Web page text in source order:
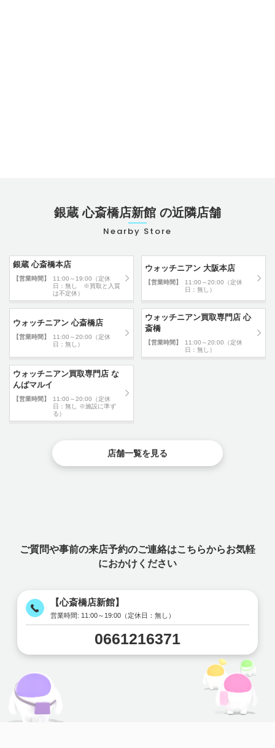
銀蔵 心斎橋店新館 の近隣店舗
Nearby Store
銀蔵 心斎橋本店
【営業時間】
11:00～19:00（定休
日：無し ※買取と入質
は不定休）
ウォッチニアン 大阪本店
【営業時間】
11:00～20:00（定休
日：無し）
ウォッチニアン 心斎橋店
【営業時間】
11:00～20:00（定休
日：無し）
ウォッチニアン買取専門店 心
斎橋
【営業時間】
11:00～20:00（定休
日：無し）
ウォッチニアン買取専門店 な
んばマルイ
【営業時間】
11:00～20:00（定休
日：無し ※施設に準ず
る）
店舗一覧を見る
ご質問や事前の来店予約のご連絡はこちらからお気軽
におかけください
【心斎橋店新館】
営業時間: 11:00～19:00（定休日：無し）
0661216371